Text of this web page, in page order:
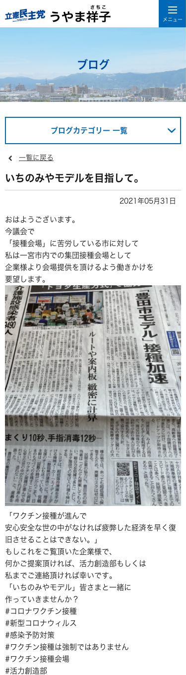
ブログ
ブログカテゴリー 一覧
一覧に戻る
いちのみやモデルを目指して。
2021年05月31日
おはようございます。
今議会で
「接種会場」に苦労している市に対して
私は一宮市内での集団接種会場として
企業様より会場提供を頂けるよう働きかけを
要望します。
「ワクチン接種が進んで
安心安全な世の中がなければ疲弊した経済を早く復
旧させることはできない。」
もしこれをご覧頂いた企業様で、
何かご提案頂ければ、活力創造部もしくは
私までご連絡頂ければ幸いです。
「いちのみやモデル」皆さまと一緒に
作っていきませんか？
#コロナワクチン接種
#新型コロナウィルス
#感染予防対策
#ワクチン接種は強制ではありません
#ワクチン接種会場
#活力創造部